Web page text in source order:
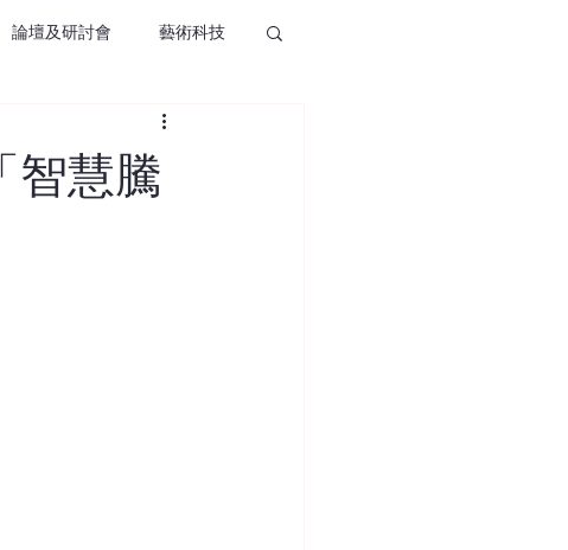
論壇及研討會 藝術科技
智慧騰